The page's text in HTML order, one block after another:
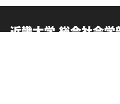
近畿大学 総合社会学